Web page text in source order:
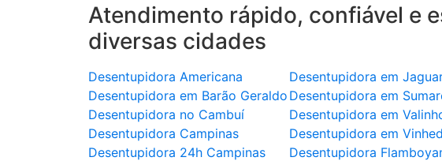
Atendimento rápido, confiável e
diversas cidades
Desentupidora Americana
Desentupidora em Barão Geraldo
Desentupidora no Cambuí
Desentupidora Campinas
Desentupidora 24h Campinas
Desentupidora em
Desentupidora em
Desentupidora em
Desentupidora em
Desentupidora